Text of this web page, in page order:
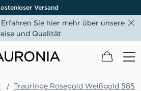
Versand
Erfahren Sie hier mehr über unsere
und Qualität
Mein
Trauringe Rosegold Weißgold 585